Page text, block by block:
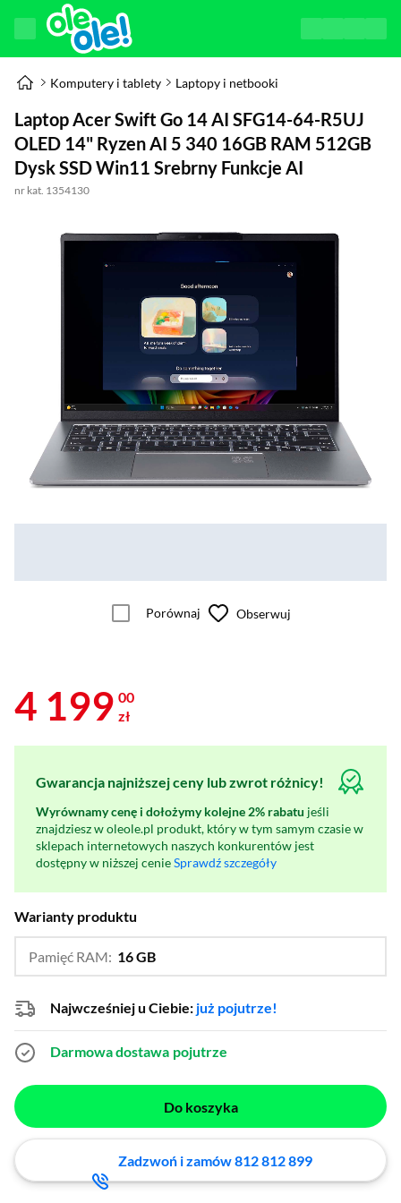
Komputery i tablety Laptopy i netbooki
Laptop Acer Swift Go 14 AI SFG14-64-R5UJ
OLED 14" Ryzen AI 5 340 16GB RAM 512GB
Dysk SSD Win11 Srebrny Funkcje AI
nr kat. 1354130
Porównaj Obserwuj
4 199 00
zł
Gwarancja najniższej ceny lub zwrot różnicy!
Wyrównamy cenę i dołożymy kolejne 2% rabatu jeśli
znajdziesz w oleole.pl produkt, który w tym samym czasie w
sklepach internetowych naszych konkurentów jest
dostępny w niższej cenieSprawdź szczegóły
Warianty produktu
Pamięć RAM: 16 GB
Najwcześniej u Ciebie: już pojutrze!
Darmowa dostawa pojutrze
Do koszyka
Zadzwoń i zamów 812 812 899